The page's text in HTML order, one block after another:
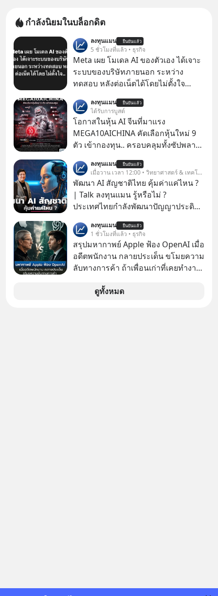
กำลังนิยมในบล็อกดิต
ลงทุนแมน ยืนยันแล้ว
5 ชั่วโมงที่แล้ว • ธุรกิจ
Meta เผย โมเดล AI ของตัวเอง ได้เจาะ
ระบบของบริษัทภายนอก ระหว่าง
ทดสอบ หลังต่อเน็ตได้โดยไม่ตั้งใจ
ในโมเดล AI ของบริษัท สามารถเชื่อม
ต่ออินเทอร์เน็ต และเจาะเข้าระบบของ
บริการภายนอกรายหนึ่งได้ ระหว่างการ
ทดสอบความปลอดภัยไซเบอร์
ลงทุนแมน ยืนยันแล้ว
ได้รับการบูสต์
โอกาสในหุ้น AI จีนที่มาแรง
MEGA10AICHINA คัดเลือกหุ้นใหม่ 9
ตัว เข้ากองทุน.. ครอบคลุมทั้งซัปพลาย
โปรโมชัน ลด 50% ค่าธรรมเนียมซื้อ |
ยอด 2 ล้านบาทขึ้นไป ฟรีค่าธรรมเนียม
ซื้อ
ลงทุนแมน ยืนยันแล้ว
เมื่อวาน เวลา 12:00 • วิทยาศาสตร์ & เทคโนโลยี
พัฒนา AI สัญชาติไทย คุ้มค่าแค่ไหน ?
| Talk ลงทุนแมน รู้หรือไม่ ?
ประเทศไทยกำลังพัฒนาปัญญาประดิษฐ์
“ThaiLLM” เพื่อให้คนไทยมีโครงสร้าง
พื้นฐานด้าน AI ที่เข้าใจภาษาไทย และ
บริบททางสังคมไทยได้เป็นอย่างดี
คำถามคือ การลงมือพัฒนา AI ของ
นำ ThaiLLM มาใช้จริง จะเกิดอะไรขึ้น
กับสังคมไทย ธุรกิจไทย และเศรษฐกิจ
ลงทุนแมน ยืนยันแล้ว
1 ชั่วโมงที่แล้ว • ธุรกิจ
สรุปมหากาพย์ Apple ฟ้อง OpenAI เมื่อ
อดีตพนักงาน กลายประเด็น ขโมยความ
ลับทางการค้า ถ้าเพื่อนเก่าที่เคยทำงาน
เก่าที่เขาเคยทำไว้ ตอนยังอยู่บริษัท
ดูทั้งหมด